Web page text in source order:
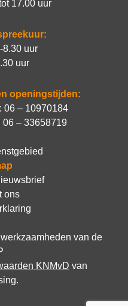
17.00 uur
8.30 uur
uur
openingstijden:
06 – 10970184
06 – 33658719
ons
van de
KNMvD van